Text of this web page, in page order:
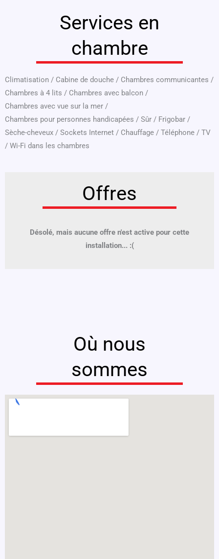
Services en
chambre
Climatisation / Cabine de douche / Chambres communicantes /
Chambres à 4 lits / Chambres avec balcon /
Chambres avec vue sur la mer /
Chambres pour personnes handicapées / Sûr / Frigobar /
Sèche-cheveux / Sockets Internet / Chauffage / Téléphone / TV
/ Wi-Fi dans les chambres
Offres
Désolé, mais aucune offre n'est active pour cette
installation... :(
Où nous
sommes